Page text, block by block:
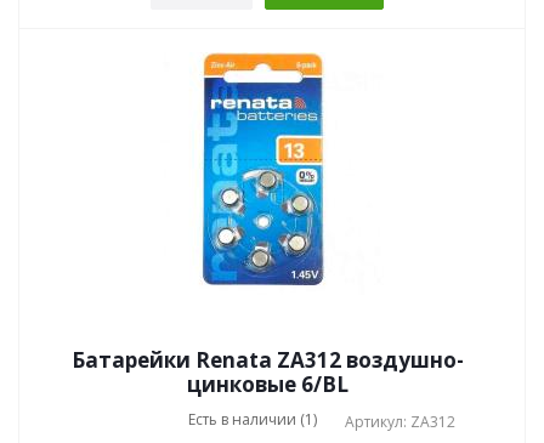
Батарейки Renata ZA312 воздушно-
цинковые 6/BL
Есть в наличии (1) Артикул: ZA312